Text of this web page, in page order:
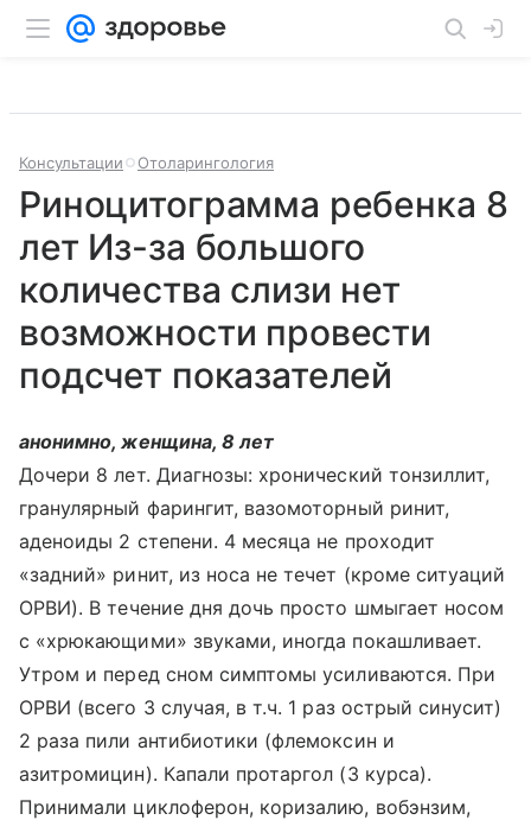
Консультации Отоларингология
Риноцитограмма ребенка 8
лет Из-за большого
количества слизи нет
возможности провести
подсчет показателей
анонимно, женщина, 8 лет
Дочери 8 лет. Диагнозы: хронический тонзиллит,
гранулярный фарингит, вазомоторный ринит,
аденоиды 2 степени. 4 месяца не проходит
«задний» ринит, из носа не течет (кроме ситуаций
ОРВИ). В течение дня дочь просто шмыгает носом
с «хрюкающими» звуками, иногда покашливает.
Утром и перед сном симптомы усиливаются. При
ОРВИ (всего 3 случая, в т.ч. 1 раз острый синусит)
2 раза пили антибиотики (флемоксин и
азитромицин). Капали протаргол (3 курса).
Принимали циклоферон, коризалию, вобэнзим,